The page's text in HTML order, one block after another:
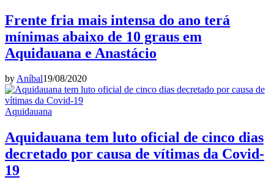
Frente fria mais intensa do ano terá
mínimas abaixo de 10 graus em
Aquidauana e Anastácio
byAníbal19/08/2020
Aquidauana
Aquidauana tem luto oficial de cinco dias
decretado por causa de vítimas da Covid-
19